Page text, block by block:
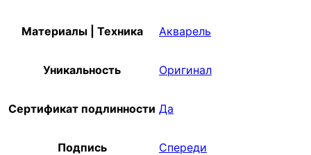
Материалы | Техника Акварель
Уникальность Оригинал
Сертификат подлинности Да
Подпись Спереди